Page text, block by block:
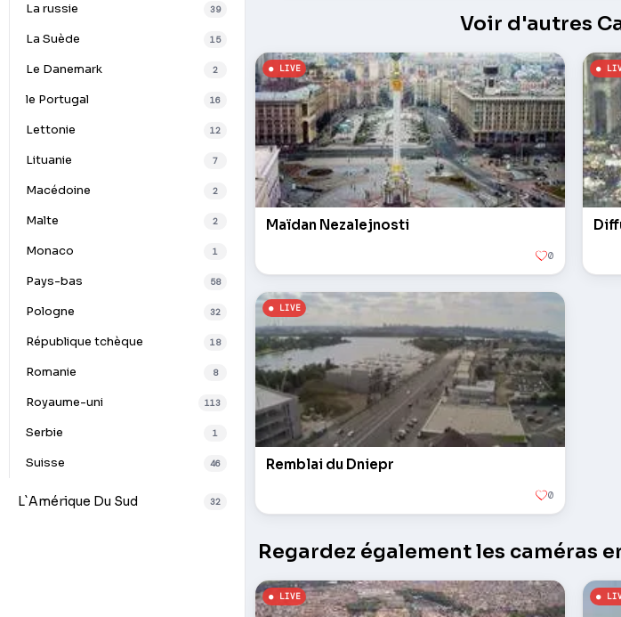
La russie 39
La Suède 15
Le Danemark 2
le Portugal 16
Lettonie 12
Lituanie 7
Macédoine 2
Malte 2
Monaco 1
Pays-bas 58
Pologne 32
République tchèque 18
Romanie 8
Royaume-uni 113
Serbie 1
Suisse 46
L`Amérique Du Sud 32
Voir d'autres
Maïdan Nezalejnosti
0
Remblai du Dniepr
0
Regardez également les caméras